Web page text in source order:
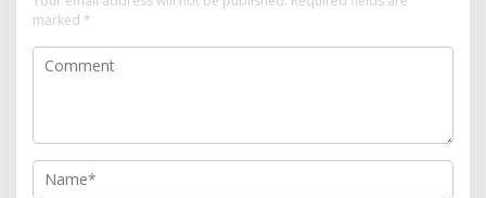
marked *